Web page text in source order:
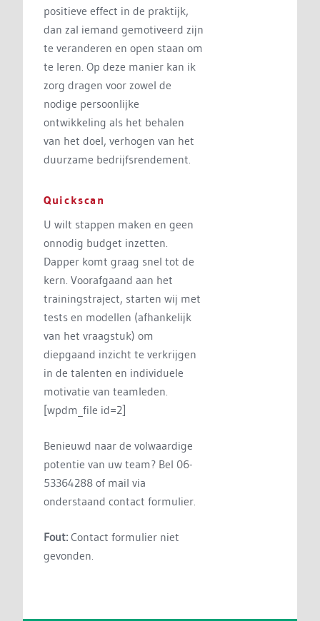
positieve effect in de praktijk,
dan zal iemand gemotiveerd zijn
te veranderen en open staan om
te leren. Op deze manier kan ik
zorg dragen voor zowel de
nodige persoonlijke
ontwikkeling als het behalen
van het doel, verhogen van het
duurzame bedrijfsrendement.
Quickscan
U wilt stappen maken en geen
onnodig budget inzetten.
Dapper komt graag snel tot de
kern. Voorafgaand aan het
trainingstraject, starten wij met
tests en modellen (afhankelijk
van het vraagstuk) om
diepgaand inzicht te verkrijgen
in de talenten en individuele
motivatie van teamleden.
[wpdm_file id=2]
Benieuwd naar de volwaardige
potentie van uw team? Bel 06-
53364288 of mail via
onderstaand contact formulier.
Fout: Contact formulier niet
gevonden.